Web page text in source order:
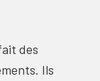
des
Ils